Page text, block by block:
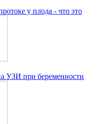
у плода - что это
УЗИ при беременности